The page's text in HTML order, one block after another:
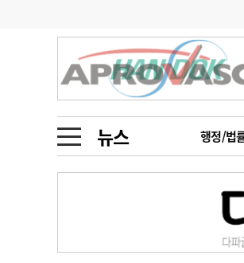
뉴스 행정/법
1
2
3
4
메디인포 인사
오피니언 칼럼
인물 초대석
동영상뉴스
포토뉴스
메디 Hospital 지역병원
2026년 하반기
마취통증의학과